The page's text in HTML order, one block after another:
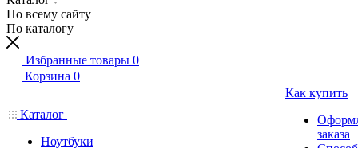
По всему сайту
По каталогу
Избранные товары 0
Корзина 0
Каталог
Ноутбуки
Как купить
заказа